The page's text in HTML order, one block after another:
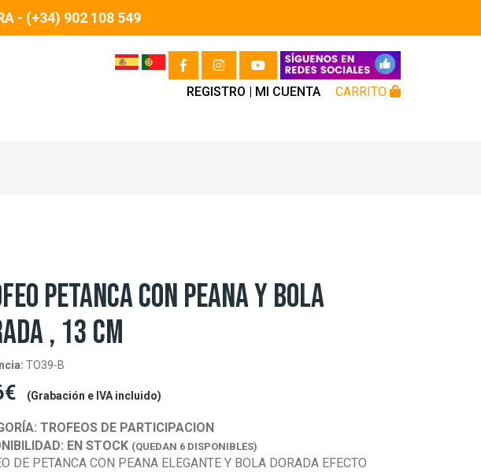
- (+34) 902 108 549
REGISTRO | MI CUENTA CARRITO
PETANCA CON PEANA Y BOLA
, 13 CM
TO39-B
(Grabación e IVA incluido)
TROFEOS DE PARTICIPACION
EN STOCK (QUEDAN 6 DISPONIBLES)
DE PETANCA CON PEANA ELEGANTE Y BOLA DORADA EFECTO